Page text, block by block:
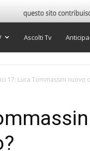
Ascolti Tv
17: Luca Tommassini nuovo